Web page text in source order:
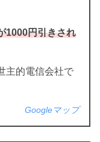
1000円引きされ
主的電信会社で
Googleマップ